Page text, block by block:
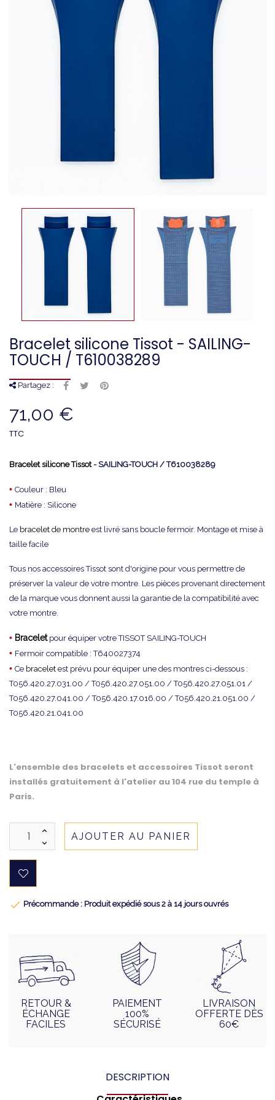
Bracelet silicone Tissot - SAILING-
TOUCH / T610038289
Partagez :
71,00 €
TTC
Bracelet silicone Tissot- SAILING-TOUCH / T610038289
• Couleur : Bleu
• Matière : Silicone
Le bracelet de montre est livré sans boucle fermoir. Montage et mise à
taille facile
Tous nos accessoires Tissot sont d'origine pour vous permettre de
préserver la valeur de votre montre. Les pièces provenant directement
de la marque vous donnent aussi la garantie de la compatibilité avec
votre montre.
• Braceletpour équiper votre TISSOT SAILING-TOUCH
• Fermoir compatible : T640027374
• Ce bracelet est prévu pour équiper une des montres ci-dessous :
T056.420.27.031.00 / T056.420.27.051.00 / T056.420.27.051.01 /
T056.420.27.041.00 / T056.420.17.016.00 / T056.420.21.051.00 /
T056.420.21.041.00
L'ensemble des bracelets et accessoires Tissot seront
installés gratuitement à l'atelier au 104 rue du temple à
Paris.
AJOUTER AU PANIER
 Précommande : Produit expédié sous 2 à 14 jours ouvrés
RETOUR &
ÉCHANGE
FACILES
PAIEMENT
100%
SÉCURISÉ
LIVRAISON
OFFERTE DÈS
60€
DESCRIPTION